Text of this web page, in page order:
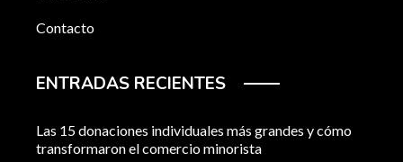
Contacto
ENTRADAS RECIENTES
Las 15 donaciones individuales más grandes y cómo
transformaron el comercio minorista